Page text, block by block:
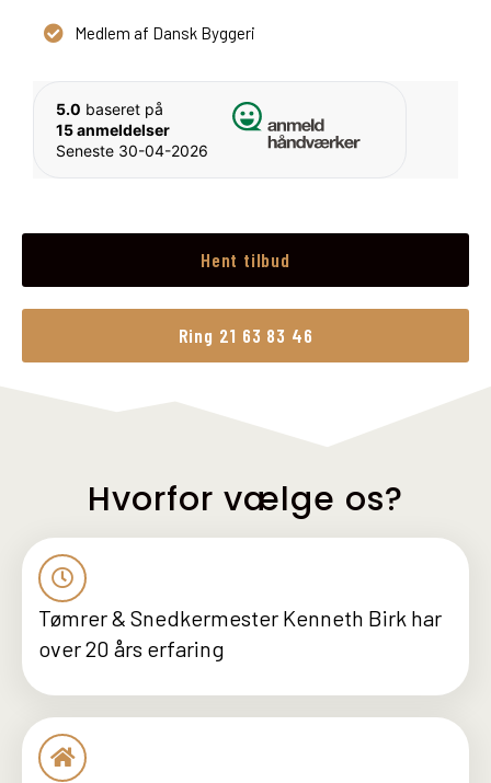
Medlem af Dansk Byggeri
5.0 baseret på
15 anmeldelser
Seneste 30-04-2026
Hent tilbud
Ring 21 63 83 46
Hvorfor vælge os?
Tømrer & Snedkermester Kenneth Birk har
over 20 års erfaring